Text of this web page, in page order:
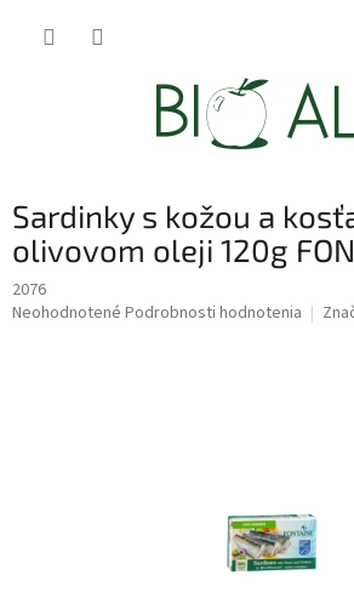
Sardinky s kožou a
olivovom oleji 120g
2076
Priemerné
Neohodnotené Podrobnosti hodnotenia